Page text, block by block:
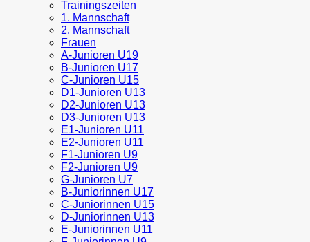
Trainingszeiten
1. Mannschaft
2. Mannschaft
Frauen
A-Junioren U19
B-Junioren U17
C-Junioren U15
D1-Junioren U13
D2-Junioren U13
D3-Junioren U13
E1-Junioren U11
E2-Junioren U11
F1-Junioren U9
F2-Junioren U9
G-Junioren U7
B-Juniorinnen U17
C-Juniorinnen U15
D-Juniorinnen U13
E-Juniorinnen U11